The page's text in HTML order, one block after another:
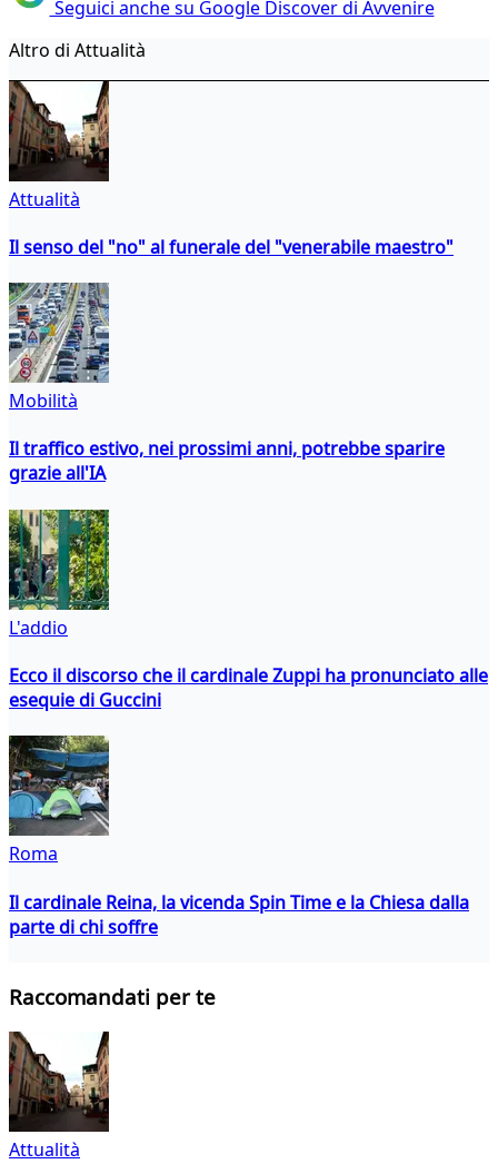
Seguici anche su Google Discover di Avvenire
Altro di Attualità
Attualità
Il senso del "no" al funerale del "venerabile maestro"
Mobilità
Il traffico estivo, nei prossimi anni, potrebbe sparire
grazie all'IA
L'addio
Ecco il discorso che il cardinale Zuppi ha pronunciato alle
esequie di Guccini
Roma
Il cardinale Reina, la vicenda Spin Time e la Chiesa dalla
parte di chi soffre
Raccomandati per te
Attualità